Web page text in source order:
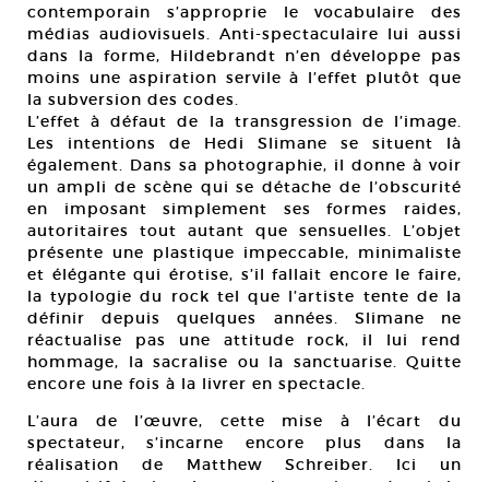
contemporain s’approprie le vocabulaire des
médias audiovisuels. Anti-spectaculaire lui aussi
dans la forme, Hildebrandt n’en développe pas
moins une aspiration servile à l’effet plutôt que
la subversion des codes.
L’effet à défaut de la transgression de l’image.
Les intentions de Hedi Slimane se situent là
également. Dans sa photographie, il donne à voir
un ampli de scène qui se détache de l’obscurité
en imposant simplement ses formes raides,
autoritaires tout autant que sensuelles. L’objet
présente une plastique impeccable, minimaliste
et élégante qui érotise, s’il fallait encore le faire,
la typologie du rock tel que l’artiste tente de la
définir depuis quelques années. Slimane ne
réactualise pas une attitude rock, il lui rend
hommage, la sacralise ou la sanctuarise. Quitte
encore une fois à la livrer en spectacle.
L’aura de l’œuvre, cette mise à l’écart du
spectateur, s’incarne encore plus dans la
réalisation de Matthew Schreiber. Ici un